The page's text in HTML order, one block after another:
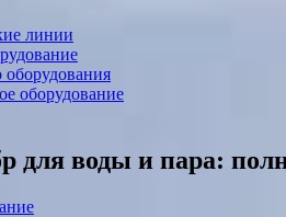
линии
оборудования
оборудование
для воды и пара: